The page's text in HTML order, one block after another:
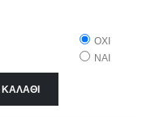
ΟΧΙ
ΝΑΙ